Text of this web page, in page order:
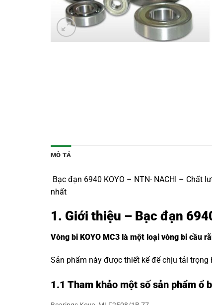
MÔ TẢ
Bạc đạn 6940 KOYO – NTN- NACHI – Chất
nhất
1. Giới thiệu – Bạc đạn
Vòng bi KOYO MC3 là một loại vòng bi cầu
Sản phẩm này được thiết kế để chịu tải
1.1 Tham khảo một số sản phẩm ổ